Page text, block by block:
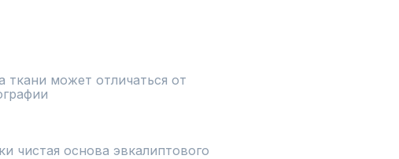
ткани может отличаться от
чистая основа эвкалиптового